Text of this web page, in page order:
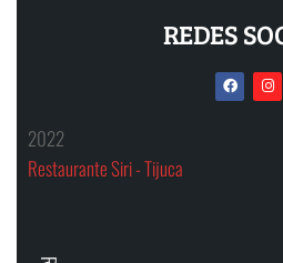
REDES
2022
Restaurante Siri - Tijuca